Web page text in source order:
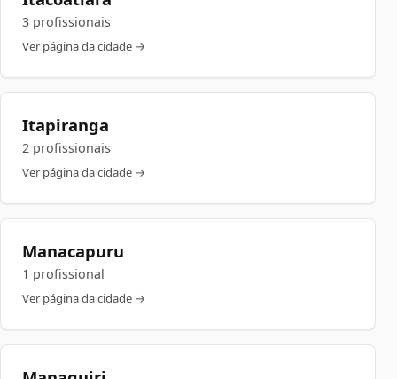
3 profissionais
Ver página da cidade →
Itapiranga
2 profissionais
Ver página da cidade →
Manacapuru
1 profissional
Ver página da cidade →